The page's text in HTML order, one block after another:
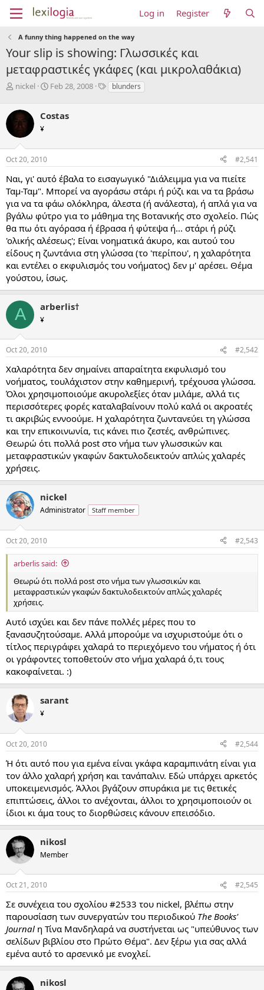
Log in Register
A funny thing happened on the way
Your slip is showing: Γλωσσικές και
μεταφραστικές γκάφες (και μικρολαθάκια)
T
e
a
d
s
t
a
r
t
e
r
nickel
S
r
a
e
Feb 28, 2008
Tblunders
Costas
¥
Oct 20, 2010 #2,541
Ναι, γι' αυτό έβαλα το εισαγωγικό "Διάλειμμα για να πιείτε
Ταμ-Ταμ". Μπορεί να αγοράσω στάρι ή ρύζι και να τα βράσω
για να τα φάω ολόκληρα, άλεστα (ή ανάλεστα), ή απλά για να
βγάλω φύτρο για το μάθημα της Βοτανικής στο σχολείο. Πώς
θα πω ότι αγόρασα ή έβρασα ή φύτεψα ή... στάρι ή ρύζι
'ολικής αλέσεως'; Είναι νοηματικά άκυρο, και αυτού του
είδους η ζωντάνια στη γλώσσα (το 'περίπου', η χαλαρότητα
και εντέλει ο εκφυλισμός του νοήματος) δεν μ' αρέσει. Θέμα
γούστου, ίσως.
A arberlis†
¥
Oct 20, 2010 #2,542
Χαλαρότητα δεν σημαίνει απαραίτητα εκφυλισμό του
νοήματος, τουλάχιστον στην καθημερινή, τρέχουσα γλώσσα.
Όλοι χρησιμοποιούμε ακυρολεξίες όταν μιλάμε, αλλά τις
περισσότερες φορές καταλαβαίνουν πολύ καλά οι ακροατές
τι ακριβώς εννοούμε. Η χαλαρότητα ζωντανεύει τη γλώσσα
και την επικοινωνία, τις κάνει πιο ζεστές, ανθρώπινες.
Θεωρώ ότι πολλά post στο νήμα των γλωσσικών και
μεταφραστικών γκαφών δακτυλοδεικτούν απλώς χαλαρές
χρήσεις.
nickel
Administrator Staff member
Oct 20, 2010 #2,543
arberlis said:
Θεωρώ ότι πολλά post στο νήμα των γλωσσικών και
μεταφραστικών γκαφών δακτυλοδεικτούν απλώς χαλαρές
χρήσεις.
Αυτό ισχύει και δεν πάνε πολλές μέρες που το
ξανασυζητούσαμε. Αλλά μπορούμε να ισχυριστούμε ότι ο
τίτλος περιγράφει χαλαρά το περιεχόμενο του νήματος ή ότι
οι γράφοντες τοποθετούν στο νήμα χαλαρά ό,τι τους
κακοφαίνεται. :)
sarant
¥
Oct 20, 2010 #2,544
Ή ότι αυτό που για εμένα είναι γκάφα καραμπινάτη είναι για
τον άλλο χαλαρή χρήση και τανάπαλιν. Εδώ υπάρχει αρκετός
υποκειμενισμός. Άλλοι βγάζουν σπυράκια με τις θετικές
επιπτώσεις, άλλοι το ανέχονται, άλλοι το χρησιμοποιούν οι
ίδιοι κι άμα τους το διορθώσεις κάνουν επεισόδιο.
nikosl
Member
Oct 21, 2010 #2,545
Σε συνέχεια του σχολίου #2533 του nickel, βλέπω στην
παρουσίαση των συνεργατών του περιοδικού The Books'
Journal η Τίνα Μανδηλαρά να συστήνεται ως "υπεύθυνος των
σελίδων βιβλίου στο Πρώτο Θέμα". Δεν ξέρω για σας αλλά
εμένα αυτό το αρσενικό με ενοχλεί.
nikosl